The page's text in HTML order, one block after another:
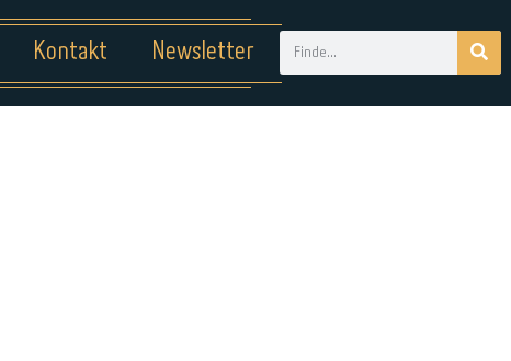
Kontakt Newsletter